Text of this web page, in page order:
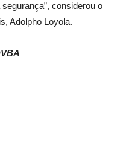
considerou o
Adolpho Loyola.